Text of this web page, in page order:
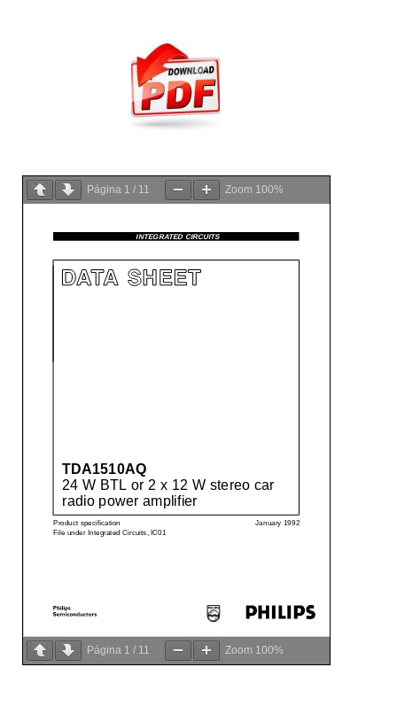
Página 1 / 11 Zoom 100%
Página 1 / 11 Zoom 100%